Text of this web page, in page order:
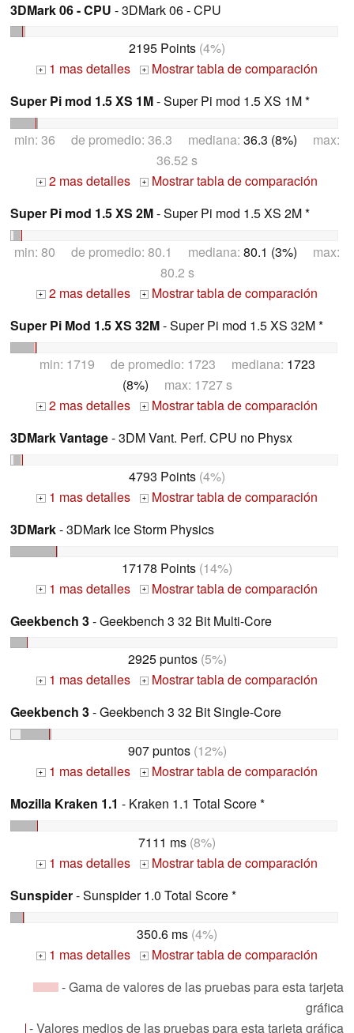
3DMark 06 - CPU - 3DMark 06 - CPU
2195 Points (4%)
+ 1 mas detalles +
Mostrar tabla de comparación
Super Pi mod 1.5 XS 1M- Super Pi mod 1.5 XS 1M *
min: 36 de promedio: 36.3 mediana: 36.3 (8%) max:
36.52 s
+ 2 mas detalles +
Mostrar tabla de comparación
Super Pi mod 1.5 XS 2M- Super Pi mod 1.5 XS 2M *
min: 80 de promedio: 80.1 mediana: 80.1 (3%) max:
80.2 s
+ 2 mas detalles +
Mostrar tabla de comparación
Super Pi Mod 1.5 XS 32M- Super Pi mod 1.5 XS 32M *
min: 1719 de promedio: 1723 mediana: 1723
(8%) max: 1727 s
+ 2 mas detalles +
Mostrar tabla de comparación
3DMark Vantage- 3DM Vant. Perf. CPU no Physx
4793 Points (4%)
+ 1 mas detalles +
Mostrar tabla de comparación
3DMark- 3DMark Ice Storm Physics
17178 Points (14%)
+ 1 mas detalles +
Mostrar tabla de comparación
Geekbench 3- Geekbench 3 32 Bit Multi-Core
2925 puntos(5%)
+ 1 mas detalles +
Mostrar tabla de comparación
Geekbench 3- Geekbench 3 32 Bit Single-Core
907 puntos(12%)
+ 1 mas detalles +
Mostrar tabla de comparación
Mozilla Kraken 1.1 - Kraken 1.1 Total Score *
7111 ms (8%)
+ 1 mas detalles +
Mostrar tabla de comparación
Sunspider- Sunspider 1.0 Total Score *
350.6 ms (4%)
+ 1 mas detalles +
Mostrar tabla de comparación
- Gama de valores de las pruebas para esta tarjeta
gráfica
- Valores medios de las pruebas para esta tarjeta gráfica